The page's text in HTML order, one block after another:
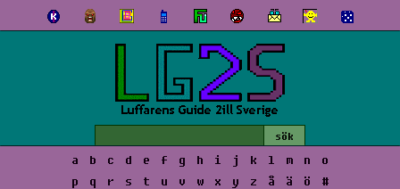
a b c d e f g h i j k l m n
o
p
q r s t u v w x y z å ä ö #